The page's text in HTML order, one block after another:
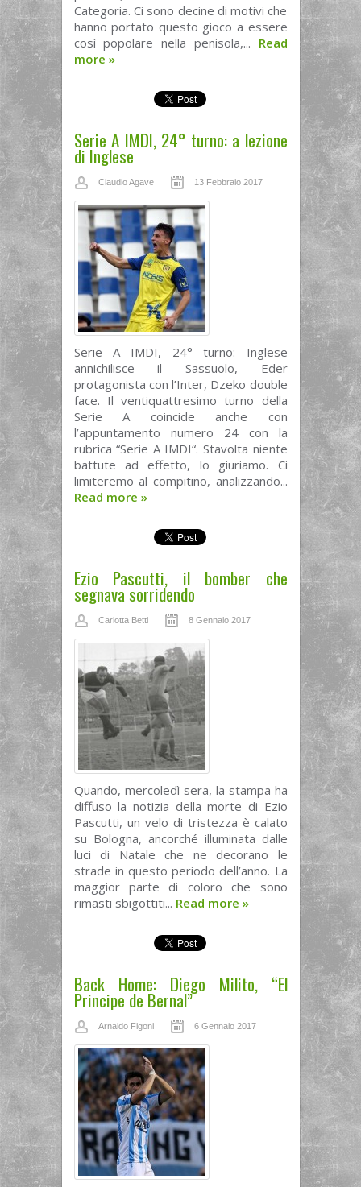
Categoria. Ci sono decine di motivi che
hanno portato questo gioco a essere
così popolare nella penisola,... Read
more »
Serie A IMDI, 24° turno: a lezione
di Inglese
Claudio Agave 13 Febbraio 2017
Serie A IMDI, 24° turno: Inglese
annichilisce il Sassuolo, Eder
protagonista con l’Inter, Dzeko double
face. Il ventiquattresimo turno della
Serie A coincide anche con
l’appuntamento numero 24 con la
rubrica “Serie A IMDI“. Stavolta niente
battute ad effetto, lo giuriamo. Ci
limiteremo al compitino, analizzando...
Read more »
Ezio Pascutti, il bomber che
segnava sorridendo
Carlotta Betti 8 Gennaio 2017
Quando, mercoledì sera, la stampa ha
diffuso la notizia della morte di Ezio
Pascutti, un velo di tristezza è calato
su Bologna, ancorché illuminata dalle
luci di Natale che ne decorano le
strade in questo periodo dell’anno. La
maggior parte di coloro che sono
rimasti sbigottiti... Read more »
Back Home: Diego Milito, “El
Principe de Bernal”
Arnaldo Figoni 6 Gennaio 2017